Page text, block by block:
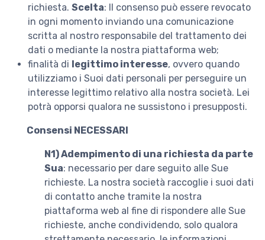
richiesta. Scelta: Il consenso può essere revocato
in ogni momento inviando una comunicazione
scritta al nostro responsabile del trattamento dei
dati o mediante la nostra piattaforma web;
finalità di legittimo interesse, ovvero quando
utilizziamo i Suoi dati personali per perseguire un
interesse legittimo relativo alla nostra società. Lei
potrà opporsi qualora ne sussistono i presupposti.
Consensi NECESSARI
N1)Adempimento di una richiesta da parte
Sua: necessario per dare seguito alle Sue
richieste. La nostra società raccoglie i suoi dati
di contatto anche tramite la nostra
piattaforma web al fine di rispondere alle Sue
richieste, anche condividendo, solo qualora